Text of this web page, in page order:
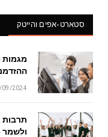
סטארט-אפים והייטק
מגמות
09/2024
תרבות
ולשמר